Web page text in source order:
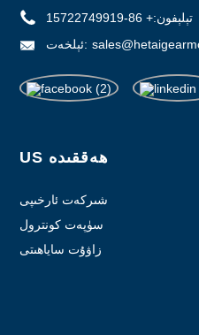
تېلېفون:+ 86-15722749919
ئېلخەت:
US ھەققىدە
شىركەت ئارخىپى
سۈپەت كونترول
زاۋۇت ساياھىتى